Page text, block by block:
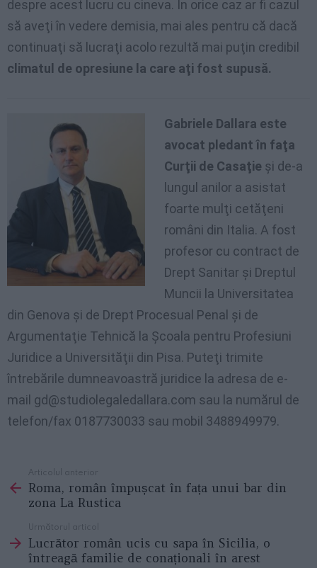
despre acest lucru cu cineva. În orice caz ar fi cazul
să aveţi în vedere demisia, mai ales pentru că dacă
continuaţi să lucraţi acolo rezultă mai puţin credibil
climatul de opresiune la care aţi fost supusă.
Gabriele Dallara este
avocat pledant în faţa
Curţii de Casaţie şi de-a
lungul anilor a asistat
foarte mulţi cetăţeni
români din Italia. A fost
profesor cu contract de
Drept Sanitar şi Dreptul
Muncii la Universitatea
din Genova şi de Drept Procesual Penal şi de
Argumentaţie Tehnică la Şcoala pentru Profesiuni
Juridice a Universităţii din Pisa. Puteţi trimite
întrebările dumneavoastră juridice la adresa de e-
mail gd@studiolegaledallara.com sau la numărul de
telefon/fax 0187730033 sau mobil 3488949979.
more
Articolul anterior
Roma, român împușcat în fața unui bar din
zona La Rustica
Următorul articol
Lucrător român ucis cu sapa în Sicilia, o
întreagă familie de conaționali în arest